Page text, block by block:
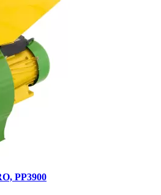
PP3900